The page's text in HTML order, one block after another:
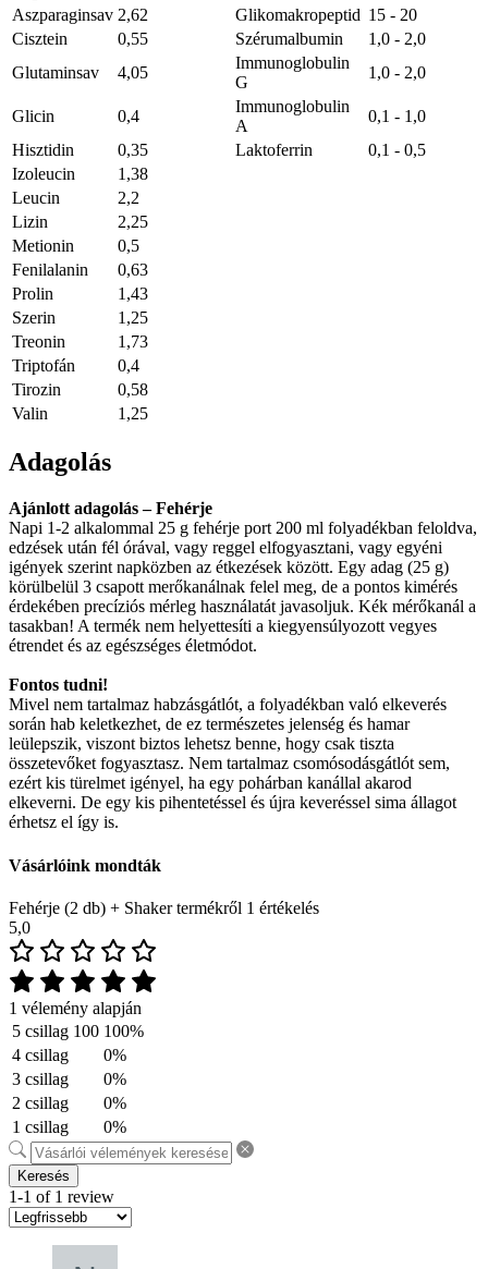
Aszparaginsav 2,62 Glikomakropeptid 15 - 20
Cisztein
0,55 Szérumalbumin
1,0 - 2,0
Glutaminsav
4,05
Immunoglobulin
G
1,0 - 2,0
Glicin 0,4
Immunoglobulin
A
0,1 - 1,0
Hisztidin
0,35 Laktoferrin
0,1 - 0,5
Izoleucin
1,38
Leucin
2,2
Lizin
2,25
Metionin
0,5
Fenilalanin
0,63
Prolin
1,43
Szerin
1,25
Treonin
1,73
Triptofán
0,4
Tirozin
0,58
Valin
1,25
Adagolás
Ajánlott adagolás – Fehérje
Napi 1-2 alkalommal 25 g fehérje port 200 ml folyadékban feloldva,
edzések után fél órával, vagy reggel elfogyasztani, vagy egyéni
igények szerint napközben az étkezések között. Egy adag (25 g)
körülbelül 3 csapott merőkanálnak felel meg, de a pontos kimérés
érdekében precíziós mérleg használatát javasoljuk. Kék mérőkanál a
tasakban! A termék nem helyettesíti a kiegyensúlyozott vegyes
étrendet és az egészséges életmódot.
Fontos tudni!
Mivel nem tartalmaz habzásgátlót, a folyadékban való elkeverés
során hab keletkezhet, de ez természetes jelenség és hamar
leülepszik, viszont biztos lehetsz benne, hogy csak tiszta
összetevőket fogyasztasz. Nem tartalmaz csomósodásgátlót sem,
ezért kis türelmet igényel, ha egy pohárban kanállal akarod
elkeverni. De egy kis pihentetéssel és újra keveréssel sima állagot
érhetsz el így is.
Vásárlóink mondták
Fehérje (2 db) + Shaker termékről 1 értékelés
5,0
1 vélemény alapján
5 csillag 100 100%
4 csillag
0%
3 csillag
0%
2 csillag
0%
1 csillag
0%
Keresés
1-1 of 1 review